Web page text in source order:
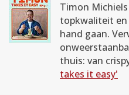
Timon
topkwaliteit en
hand gaan.
thuis: van
takes it easy'